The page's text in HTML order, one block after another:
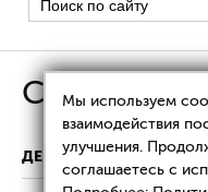
Стадии
ДЕРМАТОЛОГИЯ
Мы используем
взаимодействия
улучшения.
соглашаетесь с